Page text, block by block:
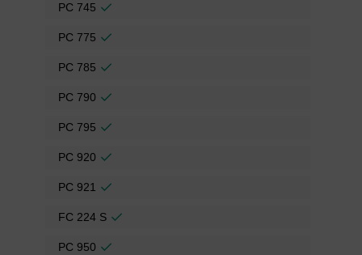
PC 745
PC 775
PC 785
PC 790
PC 795
PC 920
PC 921
FC 224 S
PC 950